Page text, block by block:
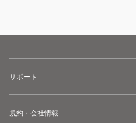
サポート
規約・会社情報